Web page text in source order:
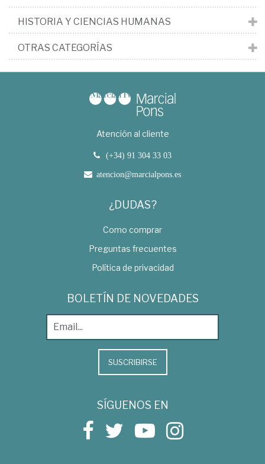
HISTORIA Y CIENCIAS HUMANAS
OTRAS CATEGORÍAS
Atención al cliente
(+34) 91 304 33 03
atencion@marcialpons.es
¿DUDAS?
Como comprar
Preguntas frecuentes
Política de privacidad
BOLETÍN DE NOVEDADES
SUSCRIBIRSE
SÍGUENOS EN